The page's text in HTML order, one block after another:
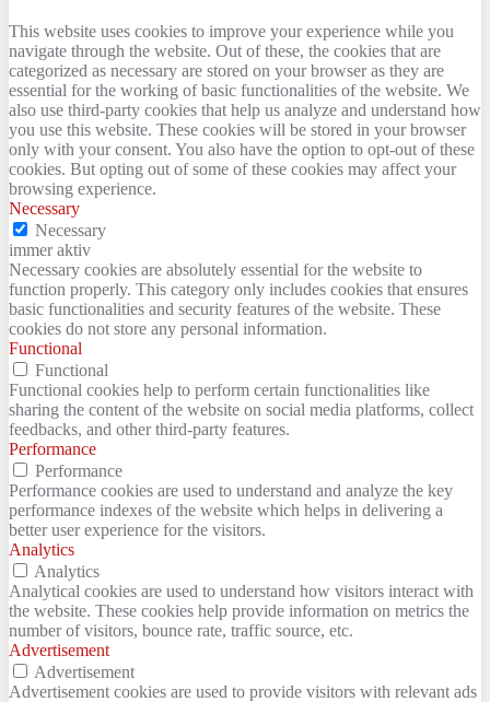
This website uses cookies to improve your experience while you
navigate through the website. Out of these, the cookies that are
categorized as necessary are stored on your browser as they are
essential for the working of basic functionalities of the website. We
also use third-party cookies that help us analyze and understand how
you use this website. These cookies will be stored in your browser
only with your consent. You also have the option to opt-out of these
cookies. But opting out of some of these cookies may affect your
browsing experience.
Necessary
Necessary
immer aktiv
Necessary cookies are absolutely essential for the website to
function properly. This category only includes cookies that ensures
basic functionalities and security features of the website. These
cookies do not store any personal information.
Functional
Functional
Functional cookies help to perform certain functionalities like
sharing the content of the website on social media platforms, collect
feedbacks, and other third-party features.
Performance
Performance
Performance cookies are used to understand and analyze the key
performance indexes of the website which helps in delivering a
better user experience for the visitors.
Analytics
Analytics
Analytical cookies are used to understand how visitors interact with
the website. These cookies help provide information on metrics the
number of visitors, bounce rate, traffic source, etc.
Advertisement
Advertisement
Advertisement cookies are used to provide visitors with relevant ads